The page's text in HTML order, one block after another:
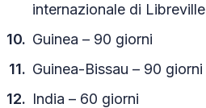
internazionale di Libreville
Guinea – 90 giorni
Guinea-Bissau – 90 giorni
India – 60 giorni